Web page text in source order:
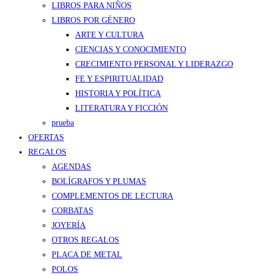
LIBROS PARA NIÑOS
LIBROS POR GÉNERO
ARTE Y CULTURA
CIENCIAS Y CONOCIMIENTO
CRECIMIENTO PERSONAL Y LIDERAZGO
FE Y ESPIRITUALIDAD
HISTORIA Y POLÍTICA
LITERATURA Y FICCIÓN
prueba
OFERTAS
REGALOS
AGENDAS
BOLÍGRAFOS Y PLUMAS
COMPLEMENTOS DE LECTURA
CORBATAS
JOYERÍA
OTROS REGALOS
PLACA DE METAL
POLOS